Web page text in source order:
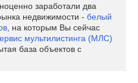
заработали два
недвижимости - белый
, на которым Вы сейчас
мультилистинга (МЛС)
база объектов с